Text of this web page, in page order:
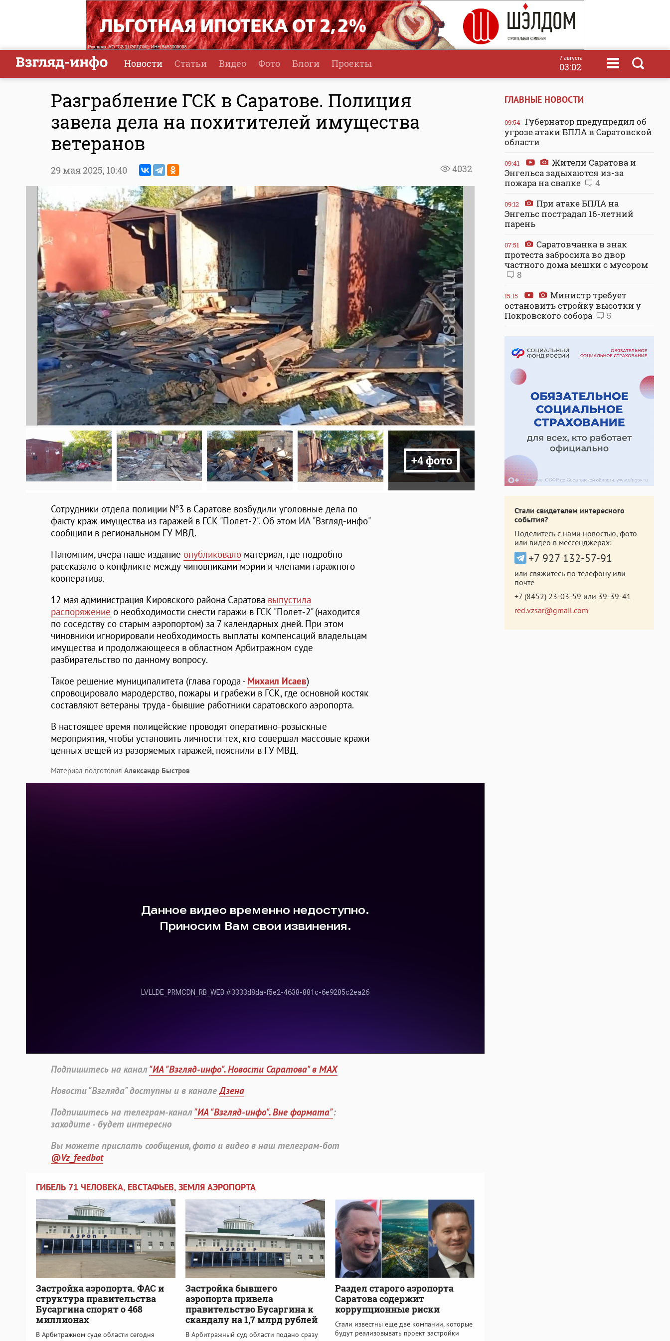
Новости Статьи Видео Фото Блоги Проекты 7 августа
03:02
Разграбление ГСК в Саратове. Полиция
завела дела на похитителей имущества
ветеранов
4032
29 мая 2025, 10:40
+4 фото
Сотрудники отдела полиции №3 в Саратове возбудили уголовные дела по
факту краж имущества из гаражей в ГСК "Полет-2". Об этом ИА "Взгляд-инфо"
сообщили в региональном ГУ МВД.
Напомним, вчера наше издание опубликовало материал, где подробно
рассказало о конфликте между чиновниками мэрии и членами гаражного
кооператива.
12 мая администрация Кировского района Саратова выпустила
распоряжение о необходимости снести гаражи в ГСК "Полет-2" (находится
по соседству со старым аэропортом) за 7 календарных дней. При этом
чиновники игнорировали необходимость выплаты компенсаций владельцам
имущества и продолжающееся в областном Арбитражном суде
разбирательство по данному вопросу.
Такое решение муниципалитета (глава города - Михаил Исаев)
спровоцировало мародерство, пожары и грабежи в ГСК, где основной костяк
составляют ветераны труда - бывшие работники саратовского аэропорта.
В настоящее время полицейские проводят оперативно-розыскные
мероприятия, чтобы установить личности тех, кто совершал массовые кражи
ценных вещей из разоряемых гаражей, пояснили в ГУ МВД.
Материал подготовил Александр Быстров
Подпишитесь на канал"ИА "Взгляд-инфо". Новости Саратова" в MAX
Новости "Взгляда" доступны и в каналеДзена
Подпишитесь на телеграм-канал"ИА "Взгляд-инфо". Вне формата":
заходите - будет интересно
Вы можете прислать сообщения, фото и видео в наш телеграм-бот
@Vz_feedbot
ГИБЕЛЬ 71 ЧЕЛОВЕКА, ЕВСТАФЬЕВ, ЗЕМЛЯ АЭРОПОРТА
Застройка аэропорта. ФАС и
структура правительства
Бусаргина спорят о 468
миллионах
В Арбитражном суде области сегодня
Застройка бывшего
аэропорта привела
правительство Бусаргина к
скандалу на 1,7 млрд рублей
В Арбитражный суд области подано сразу
Раздел старого аэропорта
Саратова содержит
коррупционные риски
Стали известны еще две компании, которые
будут реализовывать проект застройки
ГЛАВНЫЕ НОВОСТИ
09:54 Губернатор предупредил об
угрозе атаки БПЛА в Саратовской
области
09:41
Жители Саратова и
Энгельса задыхаются из-за
пожара на свалке
4
09:12
При атаке БПЛА на
Энгельс пострадал 16-летний
парень
07:51
Саратовчанка в знак
протеста забросила во двор
частного дома мешки с мусором
8
15:15
Министр требует
остановить стройку высотки у
Покровского собора
5
Стали свидетелем интересного
события?
Поделитесь с нами новостью, фото
или видео в мессенджерах:
+7 927 132-57-91
или свяжитесь по телефону или
почте
+7 (8452) 23-03-59 или 39-39-41
red.vzsar@gmail.com